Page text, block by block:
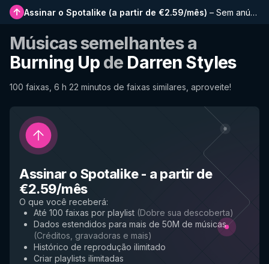
Assinar o Spotalike (a partir de €2.59/mês) – Sem anúncios, playlists mais longas, histórico completo e acesso antecipado a novos recursos
Músicas semelhantes a
Burning Up de Darren Styles
100 faixas, 6 h 22 minutos de faixas similares, aproveite!
Assinar o Spotalike- a partir de
€2.59/mês
O que você receberá:
Até 100 faixas por playlist (Dobre sua descoberta)
Dados estendidos para mais de 50M de músicas
(Créditos, gravadoras e mais)
Histórico de reprodução ilimitado
Criar playlists ilimitadas